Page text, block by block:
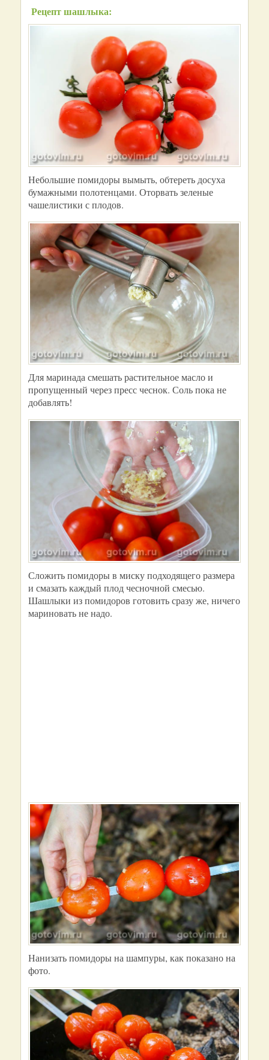
Рецепт шашлыка:
Небольшие помидоры вымыть, обтереть досуха
бумажными полотенцами. Оторвать зеленые
чашелистики с плодов.
Для маринада смешать растительное масло и
пропущенный через пресс чеснок. Соль пока не
добавлять!
Сложить помидоры в миску подходящего размера
и смазать каждый плод чесночной смесью.
Шашлыки из помидоров готовить сразу же, ничего
мариновать не надо.
Нанизать помидоры на шампуры, как показано на
фото.